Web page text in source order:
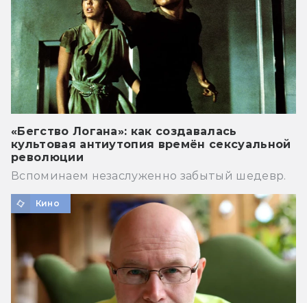
«Бегство Логана»: как создавалась
культовая антиутопия времён сексуальной
революции
Вспоминаем незаслуженно забытый шедевр.
Кино